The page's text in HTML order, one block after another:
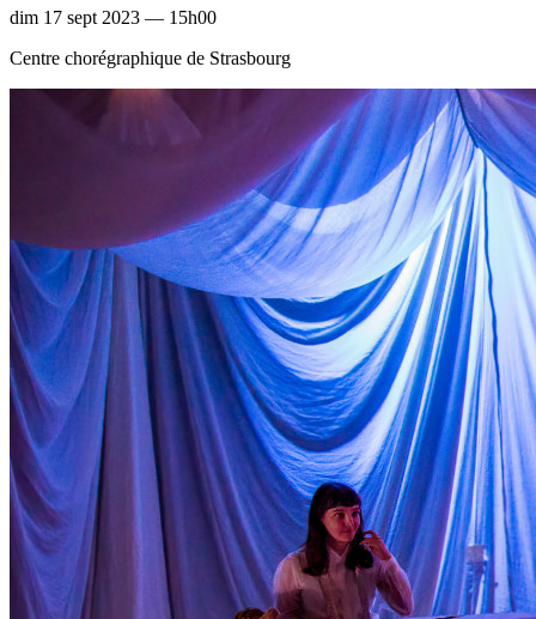
dim 17 sept 2023 — 15h00
Centre chorégraphique de Strasbourg